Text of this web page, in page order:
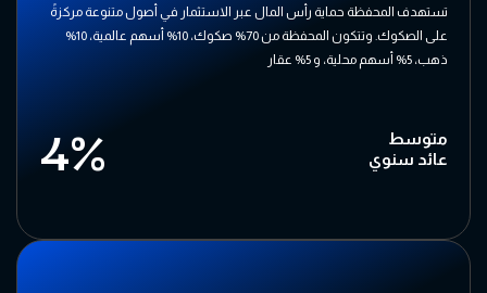
تستهدف المحفظة حماية رأس المال عبر الاستثمار في أصول متنوعة مركزةً
على الصكوك. وتتكون المحفظة من 70% صكوك، 10% أسهم عالمية، 10%
ذهب، 5% أسهم محلية، و 5% عقار
متوسط
عائد سنوي
4%